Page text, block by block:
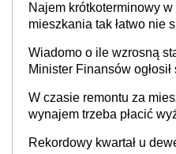
Najem krótkoterminowy
mieszkania tak łatwo nie
Wiadomo o ile wzrosną
Minister Finansów ogłosił
W czasie remontu za
wynajem trzeba płacić
Rekordowy kwartał u